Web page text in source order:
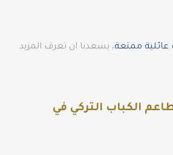
عائلية ممتعة، يسعدنا ان تعرف المزيد
الكباب التركي في